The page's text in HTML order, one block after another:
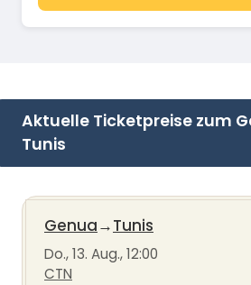
Aktuelle Ticketpreise zum
Tunis
Genua→Tunis
Do., 13. Aug., 12:00
CTN